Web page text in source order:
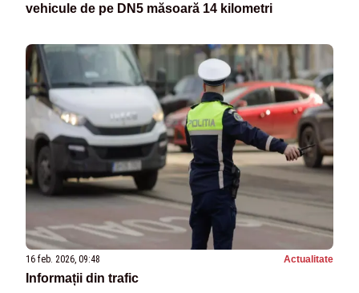
vehicule de pe DN5 măsoară 14 kilometri
16 feb. 2026, 09:48 Actualitate
Informații din trafic